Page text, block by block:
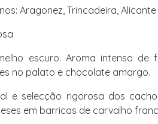
Aragonez, Trincadeira,
escuro. Aroma intenso de
no palato e chocolate amargo.
e selecção rigorosa dos
em barricas de carvalho